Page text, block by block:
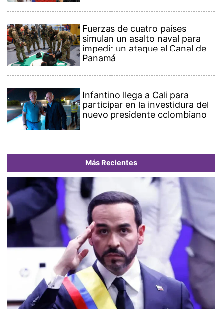
Fuerzas de cuatro países
simulan un asalto naval para
impedir un ataque al Canal de
Panamá
Infantino llega a Cali para
participar en la investidura del
nuevo presidente colombiano
Más Recientes